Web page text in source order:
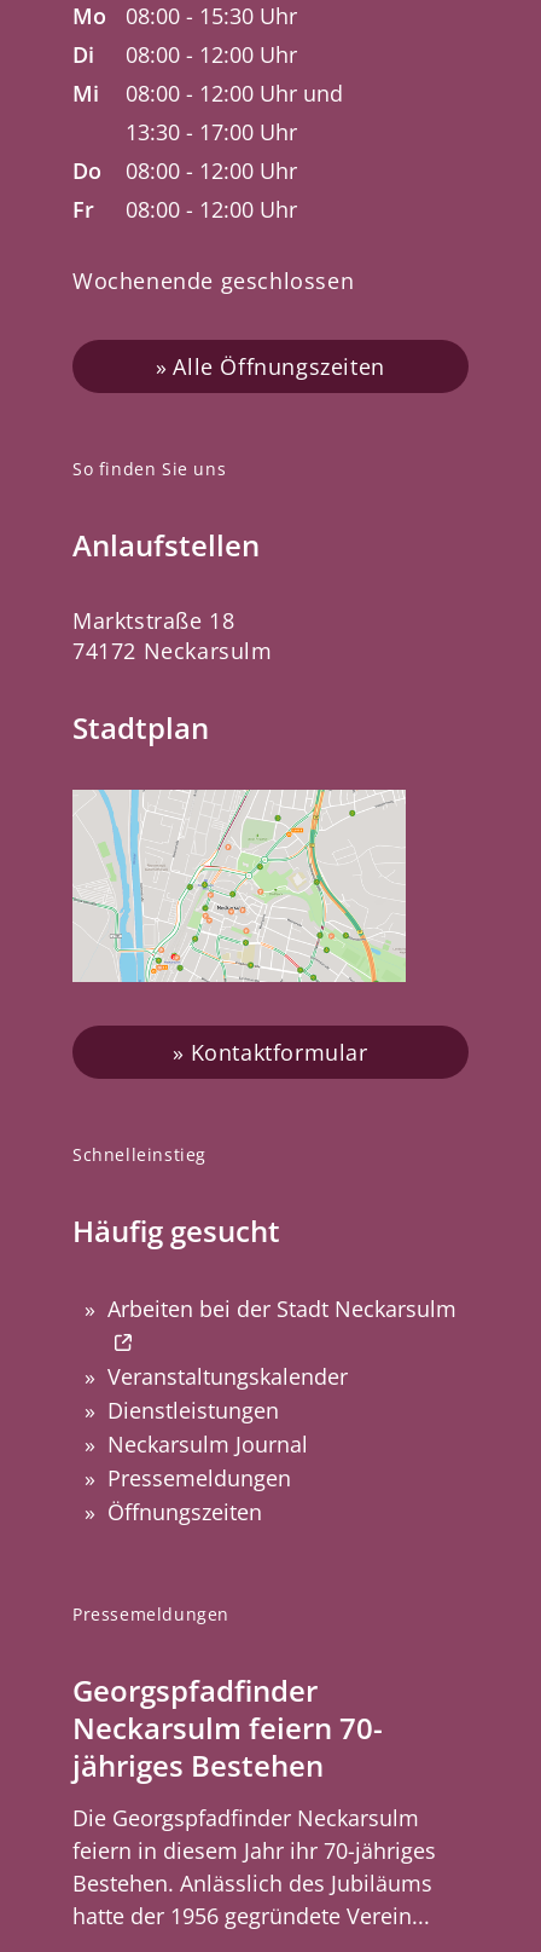
Pressemeldungen
Georgspfadfinder
Neckarsulm feiern 70-
jähriges Bestehen
Die Georgspfadfinder Neckarsulm
feiern in diesem Jahr ihr 70-jähriges
Bestehen. Anlässlich des Jubiläums
hatte der 1956 gegründete Verein...
Schnelleinstieg
Häufig gesucht
Arbeiten bei der Stadt Neckarsulm
Veranstaltungskalender
Dienstleistungen
Neckarsulm Journal
Pressemeldungen
Öffnungszeiten
So finden Sie uns
Anlaufstellen
Marktstraße 18
74172 Neckarsulm
Stadtplan
Kontaktformular
Mo
08:00 - 15:30 Uhr
Di
08:00 - 12:00 Uhr
Mi
08:00 - 12:00 Uhr und
13:30 - 17:00 Uhr
Do
08:00 - 12:00 Uhr
Fr
08:00 - 12:00 Uhr
Wochenende geschlossen
Alle Öffnungszeiten